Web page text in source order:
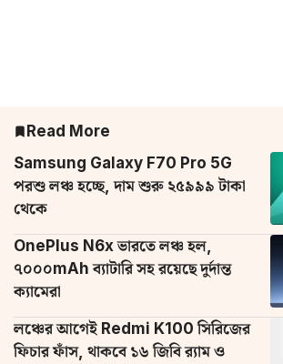
Read More
Samsung Galaxy F70 Pro 5G
পরশু লঞ্চ হচ্ছে, দাম শুরু ২৫৯৯৯ টাকা
থেকে
OnePlus N6x ভারতে লঞ্চ হল,
৭০০০mAh ব্যাটারি সহ রয়েছে দুর্দান্ত
ক্যামেরা
লঞ্চের আগেই Redmi K100 সিরিজের
ফিচার ফাঁস, থাকবে ১৬ জিবি র‌্যাম ও